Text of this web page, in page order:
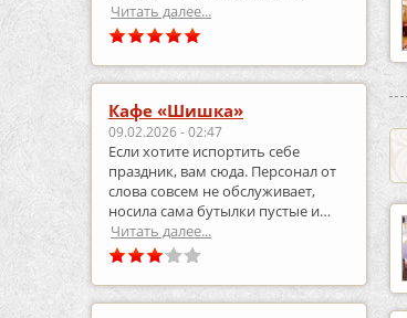
Читать далее...
Кафе «Шишка»
09.02.2026 - 02:47
Если хотите испортить себе
праздник, вам сюда. Персонал от
слова совсем не обслуживает,
носила сама бутылки пустые и
приносила полные.
Читать далее...